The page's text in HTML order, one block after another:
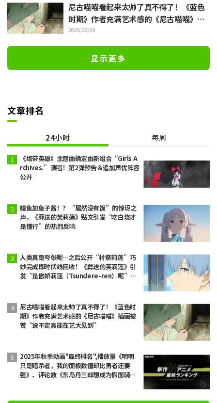
尼古喵喵看起来太帅了真不得了！《蓝色
时期》作者充满艺术感的《尼古喵喵》插
画被赞“说不定真能在艺大见到”
2026/08/09
显示更多
文章排名
24小时 每周
《缎带英雄》主题曲确定由新组合“Girls A
rchives.”演唱！第2弹预告＆追加声优阵容
公开
鳗鱼加鱼子酱！？“居然没有饭”的惊讶之
声，《葬送的芙莉莲》贴文引发“吃白烧才
是懂行”的热烈反响
人类真是夸张呢…之后公开“村祭莉莲”巧
妙完成即时伏线回收！《葬送的芙莉莲》引
发“是傲娇莉莲（Tsundere-ren）呢”反
尼古喵喵看起来太帅了真不得了！《蓝色时
期》作者充满艺术感的《尼古喵喵》插画被
赞“说不定真能在艺大见到”
2025年秋季动画"最终排名",播放量《明明
只是暗杀者，我的面板数值却比勇者还要
强》、评论数《东岛丹三郎想成为假面骑